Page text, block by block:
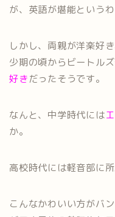
が、英語が堪能という
しかし、両親が洋楽好
少期の頃からビートル
好きだったそうです。
なんと、中学時代には
か。
高校時代には軽音部に
こんなかわいい方がバ